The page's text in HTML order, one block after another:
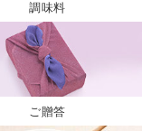
調味料
ご贈答